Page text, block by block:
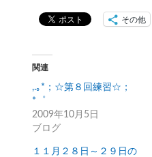
その他
関連
,.｡*；☆第８回練習☆；
*゜
2009年10月5日
ブログ
１１月２８日～２９日の